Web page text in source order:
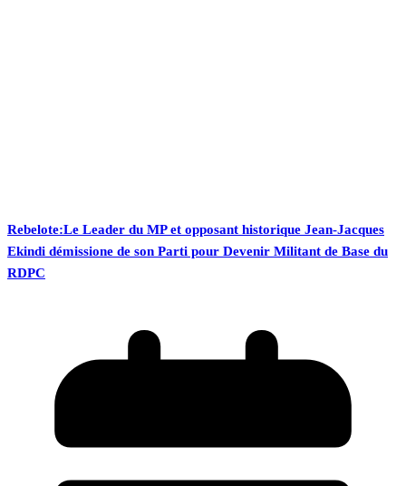
Rebelote:Le Leader du MP et opposant historique Jean-Jacques
Ekindi démissione de son Parti pour Devenir Militant de Base du
RDPC